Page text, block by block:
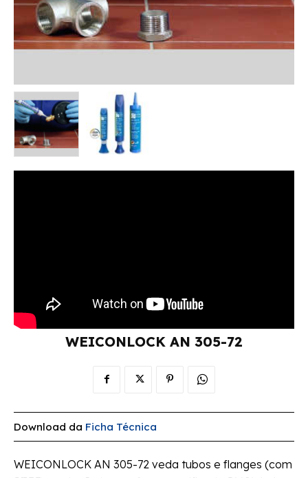
WEICONLOCK AN 305-72
Download da Ficha Técnica
WEICONLOCK AN 305-72 veda tubos e flanges (com